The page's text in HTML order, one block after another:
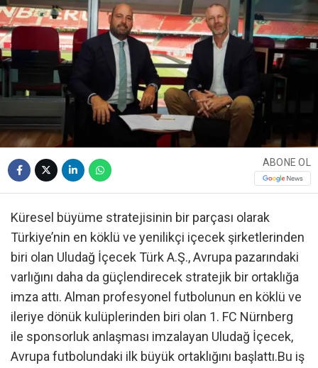
ABONE OL
Küresel büyüme stratejisinin bir parçası olarak
Türkiye’nin en köklü ve yenilikçi içecek şirketlerinden
biri olan Uludağ İçecek Türk A.Ş., Avrupa pazarındaki
varlığını daha da güçlendirecek stratejik bir ortaklığa
imza attı. Alman profesyonel futbolunun en köklü ve
ileriye dönük kulüplerinden biri olan 1. FC Nürnberg
ile sponsorluk anlaşması imzalayan Uludağ İçecek,
Avrupa futbolundaki ilk büyük ortaklığını başlattı.Bu iş